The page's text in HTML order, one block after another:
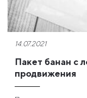
14.07.2021
Пакет банан с
продвижения